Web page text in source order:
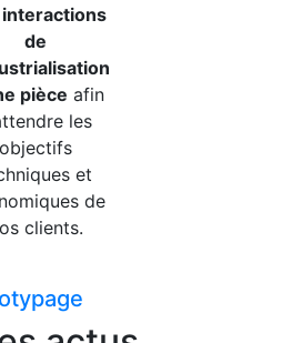
de
pièce afin
les
objectifs
et
de
clients.